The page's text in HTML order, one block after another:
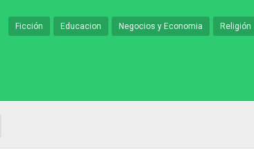
Ficción Educacion Negocios y Economia Religión